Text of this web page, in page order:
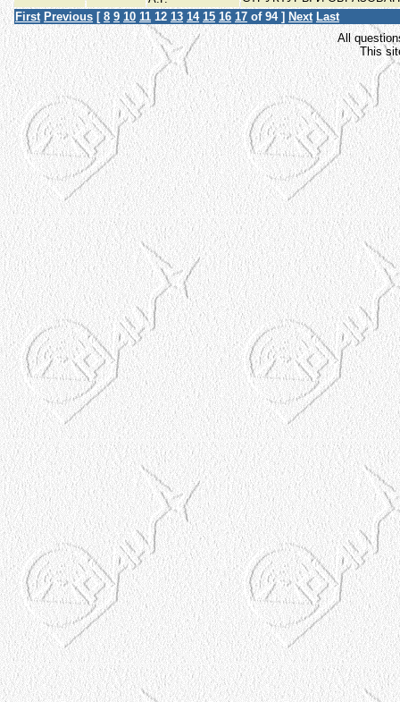
First Previous [ 8 9 10 11 12 13 14 15 16 17 of 94 ] Next Last
All
This